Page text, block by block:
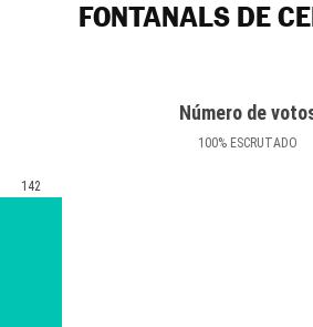
FONTANALS DE
Número de
100% ESCRUTADO
142